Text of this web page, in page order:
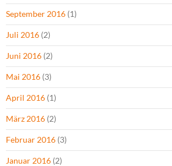
September 2016 (1)
Juli 2016 (2)
Juni 2016 (2)
Mai 2016 (3)
April 2016 (1)
März 2016 (2)
Februar 2016 (3)
Januar 2016 (2)